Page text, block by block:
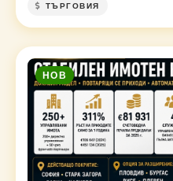
ТЪРГОВИЯ
НОВ